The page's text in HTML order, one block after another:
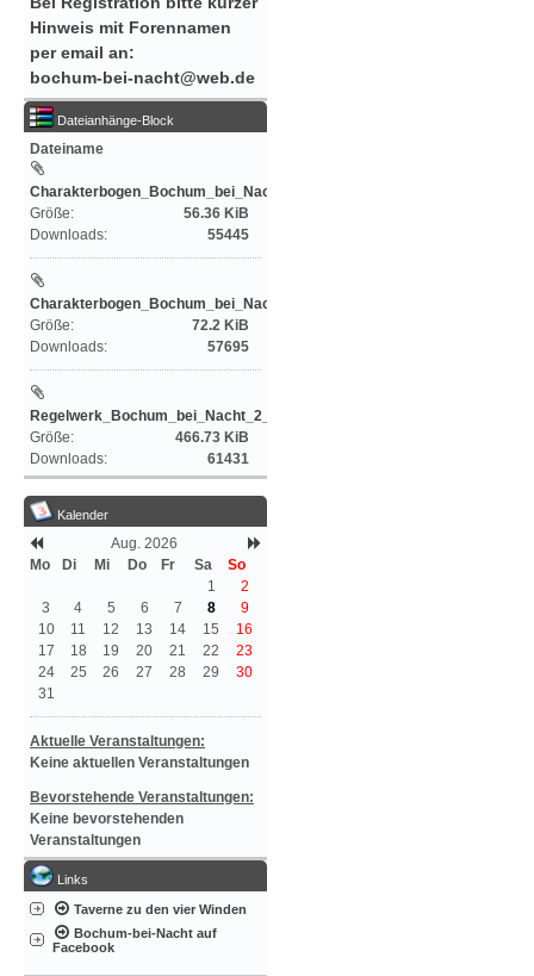
Hinweis mit Forennamen
per email an:
bochum-bei-nacht@web.de
Dateianhänge-Block
Dateiname
Charakterbogen_Bochum_bei_Nacht_edit
Größe:
56.36 KiB
Downloads:
55445
Charakterbogen_Bochum_bei_Nacht_2Auflage_2...
Größe:
72.2 KiB
Downloads:
57695
Regelwerk_Bochum_bei_Nacht_2_Auflage_201701
Größe:
466.73 KiB
Downloads:
61431
Kalender
Aug. 2026
Mo
Di Mi Do Fr Sa
So
1
2
3
4 5 6 7 8
9
10
11 12 13 14 15
16
17
18 19 20 21 22
23
24
25 26 27 28 29
30
31
Aktuelle Veranstaltungen:
Keine aktuellen Veranstaltungen
Bevorstehende Veranstaltungen:
Keine bevorstehenden
Veranstaltungen
Links
Taverne zu den vier Winden
Bochum-bei-Nacht auf
Facebook